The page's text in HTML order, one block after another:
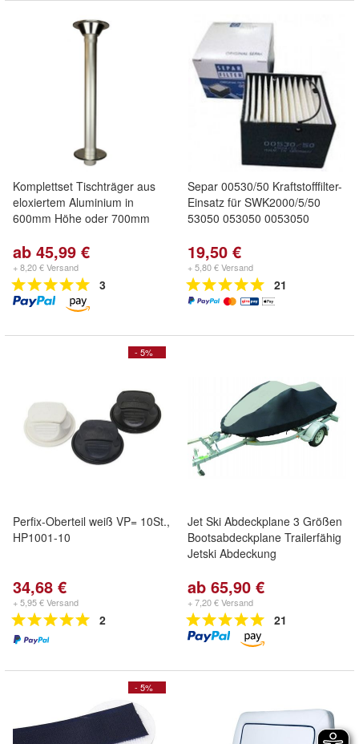
Komplettset Tischträger aus
eloxiertem Aluminium in
600mm Höhe oder 700mm
ab 45,99 €
+ 8,20 € Versand
3
Separ 00530/50 Kraftstofffilter-
Einsatz für SWK2000/5/50
53050 053050 0053050
19,50 €
+ 5,80 € Versand
21
- 5%
Perfix-Oberteil weiß VP= 10St.,
HP1001-10
34,68 €
+ 5,95 € Versand
2
Jet Ski Abdeckplane 3 Größen
Bootsabdeckplane Trailerfähig
Jetski Abdeckung
ab 65,90 €
+ 7,20 € Versand
21
- 5%